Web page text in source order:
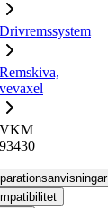
Drivremssystem
Remskiva,
vevaxel
VKM
93430